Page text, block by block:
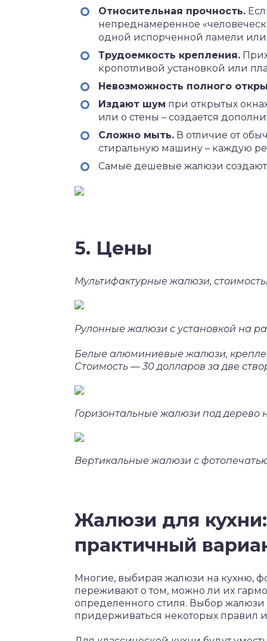
Относительная прочность.
непреднамеренное
одной испорченной ламели
Трудоемкость крепления.
кропотливой установкой или
Невозможность полного
Издают шум при открытых
или о стены – создается
Сложно мыть. В отличие от
стиральную машину – каждую
Самые дешевые жалюзи
5. Цены
Мультифактурные жалюзи,
Рулонные жалюзи с установкой на
Белые алюминиевые жалюзи,
Стоимость — 30 долларов за две
Горизонтальные жалюзи под дерево
Вертикальные жалюзи с
Жалюзи для
практичный
Многие, выбирая жалюзи на кухню,
переживают о том, можно ли их
определенного стиля. Выбор жалюзи
придерживаться некоторых правил